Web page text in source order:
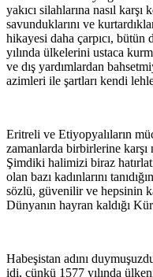
yakıcı silahlarına nasıl
savunduklarını ve
hikayesi daha çarpıcı, bütün
yılında ülkelerini ustaca
ve dış yardımlardan
azimleri ile şartları kendi
Eritreli ve Etiyopyalıların
zamanlarda birbirlerine karşı
Şimdiki halimizi biraz
olan bazı kadınlarını
sözlü, güvenilir ve hepsinin
Dünyanın hayran kaldığı
Habeşistan adını
idi, çünkü 1577 yılında